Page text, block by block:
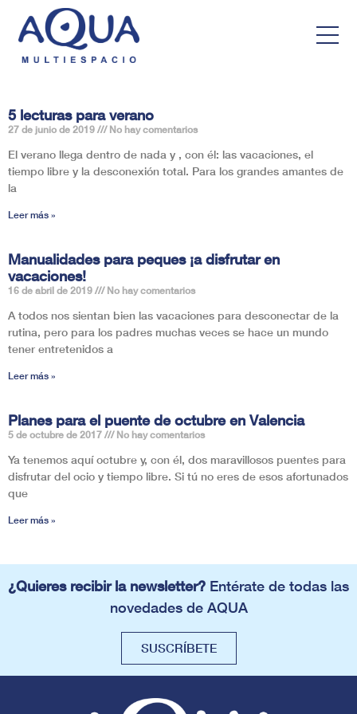
5 lecturas para verano
27 de junio de 2019 No hay comentarios
El verano llega dentro de nada y , con él: las vacaciones, el
tiempo libre y la desconexión total. Para los grandes amantes de
la
Leer más »
Manualidades para peques ¡a disfrutar en
vacaciones!
16 de abril de 2019 No hay comentarios
A todos nos sientan bien las vacaciones para desconectar de la
rutina, pero para los padres muchas veces se hace un mundo
tener entretenidos a
Leer más »
Planes para el puente de octubre en Valencia
5 de octubre de 2017 No hay comentarios
Ya tenemos aquí octubre y, con él, dos maravillosos puentes para
disfrutar del ocio y tiempo libre. Si tú no eres de esos afortunados
que
Leer más »
¿Quieres recibir la newsletter? Entérate de todas las
novedades de AQUA
SUSCRÍBETE